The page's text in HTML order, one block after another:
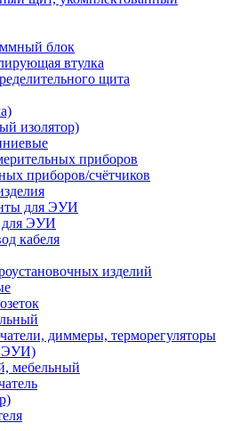
блок
втулка
щита
изолятор)
приборов
приборов/счётчиков
для ЭУИ
для ЭУИ
кабеля
изделий
диммеры, терморегуляторы
ЭУИ)
мебельный